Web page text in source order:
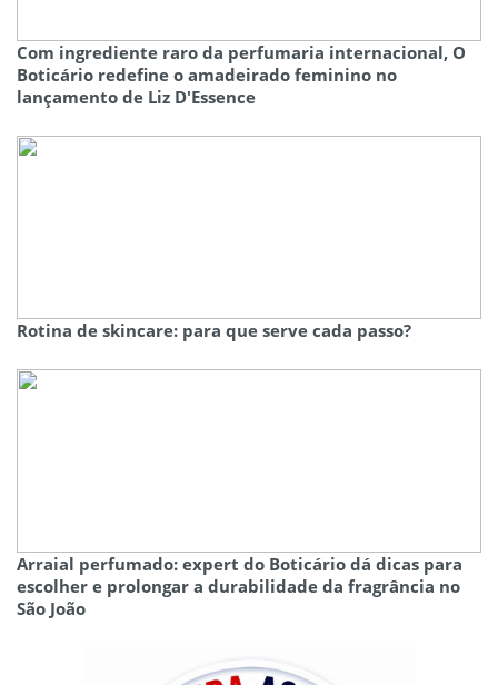
Com ingrediente raro da perfumaria internacional, O
Boticário redefine o amadeirado feminino no
lançamento de Liz D'Essence
Rotina de skincare: para que serve cada passo?
Arraial perfumado: expert do Boticário dá dicas para
escolher e prolongar a durabilidade da fragrância no
São João